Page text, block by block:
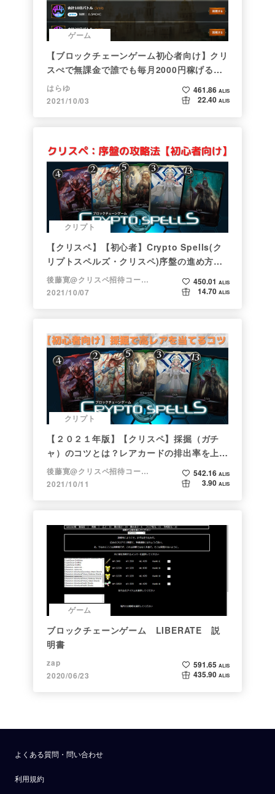
ゲーム
【ブロックチェーンゲーム初心者向け】クリ
スぺで無課金で誰でも毎月2000円稼げる時
代がきた
はらゆ
2021/10/03
461.86 ALIS
22.40 ALIS
クリプト
【クリスペ】【初心者】Crypto Spells(ク
リプトスペルズ・クリスペ)序盤の進め方
【NFTゲーム】
後藤寛@クリスペ招待コード→LHiH
2021/10/07
450.01 ALIS
14.70 ALIS
クリプト
【２０２１年版】【クリスペ】採掘（ガチ
ャ）のコツとは？レアカードの排出率を上げ
る方法【初心者向け】
後藤寛@クリスペ招待コード→LHiH
2021/10/11
542.16 ALIS
3.90 ALIS
ゲーム
ブロックチェーンゲーム LIBERATE 説
明書
zap
2020/06/23
591.65 ALIS
435.90 ALIS
よくある質問・問い合わせ
利用規約